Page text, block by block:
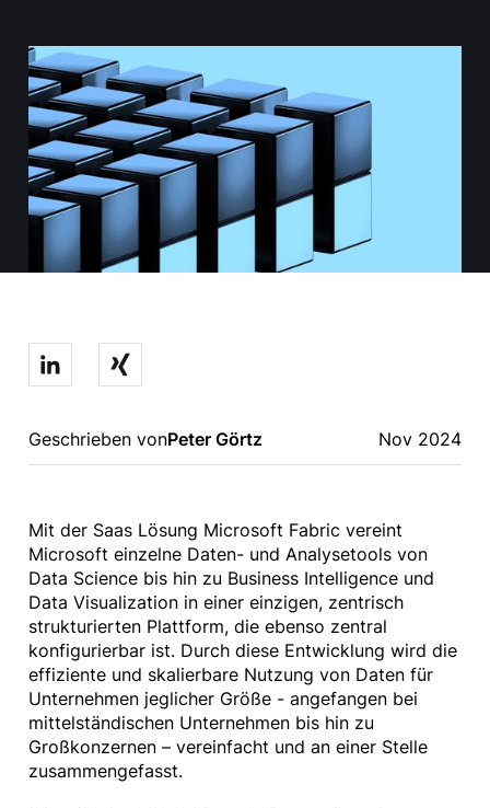
Geschrieben vonPeter Görtz Nov 2024
Mit der Saas Lösung Microsoft Fabric vereint
Microsoft einzelne Daten- und Analysetools von
Data Science bis hin zu Business Intelligence und
Data Visualization in einer einzigen, zentrisch
strukturierten Plattform, die ebenso zentral
konfigurierbar ist. Durch diese Entwicklung wird die
effiziente und skalierbare Nutzung von Daten für
Unternehmen jeglicher Größe - angefangen bei
mittelständischen Unternehmen bis hin zu
Großkonzernen – vereinfacht und an einer Stelle
zusammengefasst.